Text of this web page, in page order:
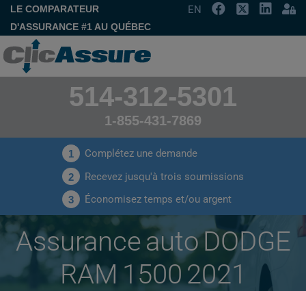
LE COMPARATEUR
D'ASSURANCE #1 AU QUÉBEC
EN
514-312-5301
1-855-431-7869
1 Complétez une demande
2 Recevez jusqu'à trois soumissions
3 Économisez temps et/ou argent
Assurance auto DODGE
RAM 1500 2021